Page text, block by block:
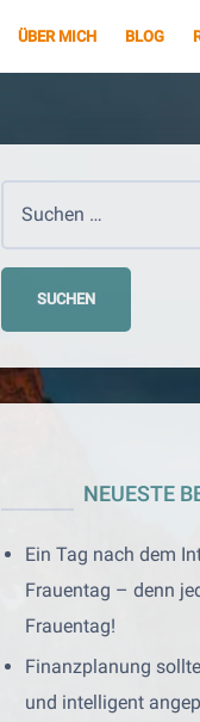
ÜBER MICH BLOG
NEUESTE
Ein Tag nach dem
Frauentag – denn
Frauentag!
Finanzplanung
und intelligent